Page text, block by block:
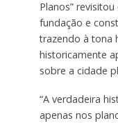
Planos”
fundação e
trazendo à tona
historicamente
sobre a cidade
“A verdadeira
apenas nos